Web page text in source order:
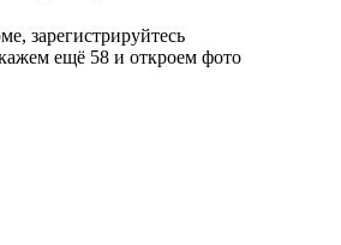
зарегистрируйтесь
ещё 58 и откроем фото